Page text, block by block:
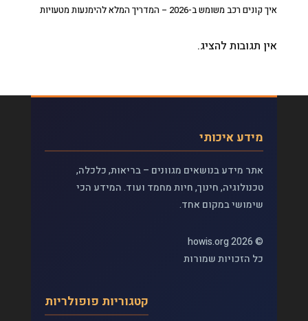
איך קונים רכב משומש ב-2026 – המדריך המלא להימנעות מטעויות
אין תגובות להציג.
מידע איכותי
אתר מידע בנושאים מגוונים – בריאות, כלכלה,
טכנולוגיה, חינוך, חיות מחמד ועוד. המידע הכי
שימושי במקום אחד.
© 2026 howis.org
כל הזכויות שמורות
קטגוריות פופולריות